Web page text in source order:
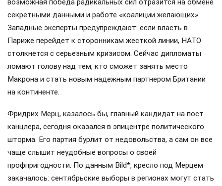
возможная победа радикальных сил отразится на обмене
секретными данными и работе «коалиции желающих».
Западные эксперты предупреждают: если власть в
Париже перейдет к сторонникам жесткой линии, НАТО
столкнется с серьезным кризисом. Сейчас дипломаты
ломают голову над тем, кто сможет занять место
Макрона и стать новым надежным партнером Британии
на континенте.
Фридрих Мерц, казалось бы, главный кандидат на пост
канцлера, сегодня оказался в эпицентре политического
шторма. Его партия бурлит от недовольства, а сам он все
чаще слышит неудобные вопросы о своей
профпригодности. По данным Bild*, кресло под Мерцем
закачалось: сентябрьские выборы в регионах могут стать